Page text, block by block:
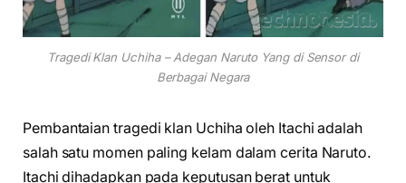
Tragedi Klan Uchiha – Adegan Naruto Yang di Sensor di
Berbagai Negara
Pembantaian tragedi klan Uchiha oleh Itachi adalah
salah satu momen paling kelam dalam cerita Naruto.
Itachi dihadapkan pada keputusan berat untuk